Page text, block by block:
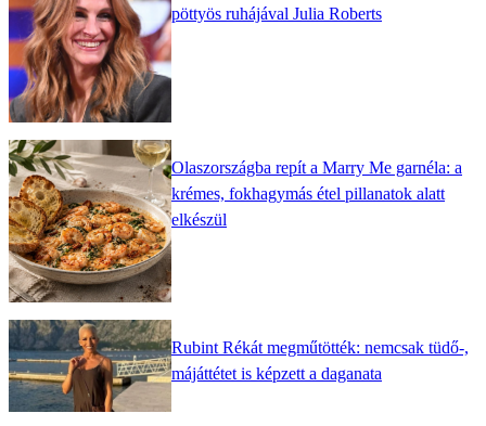
pöttyös ruhájával Julia Roberts
Olaszországba repít a Marry Me garnéla: a
krémes, fokhagymás étel pillanatok alatt
elkészül
Rubint Rékát megműtötték: nemcsak tüdő-,
májáttétet is képzett a daganata